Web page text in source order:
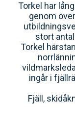
Torkel har
genom
stort
Torkel
ingår i
Fjäll,